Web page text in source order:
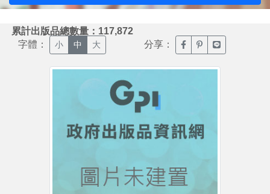
累計出版品總數量：117,872
字體： 小 中 大 分享： 臉書分享(另開新視窗)
噗浪分享(另開新
Line分享(另